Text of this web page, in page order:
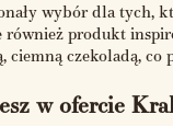
wybór dla tych,
również produkt
ciemną czekoladą,
w ofercie